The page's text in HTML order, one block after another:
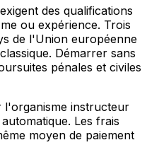
des qualifications
ou expérience. Trois
de l'Union européenne
Démarrer sans
pénales et civiles
l'organisme instructeur
Les frais
moyen de paiement